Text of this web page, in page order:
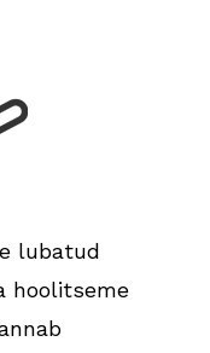
lubatud
hoolitseme